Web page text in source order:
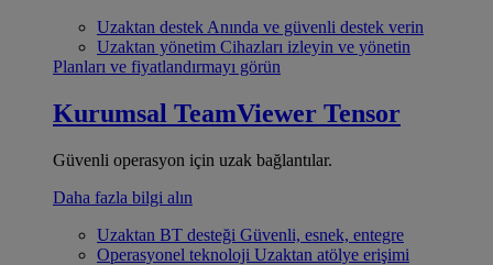
Uzaktan destek Anında ve güvenli destek verin
Uzaktan yönetim Cihazları izleyin ve yönetin
Planları ve fiyatlandırmayı görün
Kurumsal TeamViewer Tensor
Güvenli operasyon için uzak bağlantılar.
Daha fazla bilgi alın
Uzaktan BT desteği Güvenli, esnek, entegre
Operasyonel teknoloji Uzaktan atölye erişimi